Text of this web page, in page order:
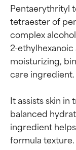
Pentaerythrityl
tetraester of
complex
2-
moisturizing,
care ingredient.
It assists skin
balanced
ingredient
formula texture.